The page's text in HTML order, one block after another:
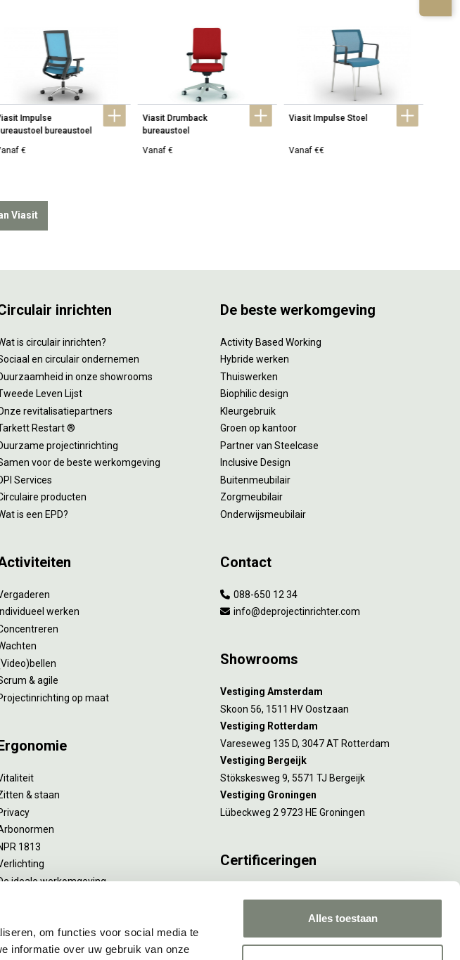
om functies voor social media te
informatie over uw gebruik van onze
Alles toestaan
Impulse
bureaustoel
€
Viasit Drumback
bureaustoel
Vanaf €
Viasit Impulse Stoel
Vanaf €€
Viasit
inrichten
is circulair inrichten?
en circulair ondernemen
in onze showrooms
Leven Lijst
revitalisatiepartners
Restart ®
projectinrichting
voor de beste werkomgeving
Services
producten
is een EPD?
Individueel werken
& agile
op maat
& staan
1813
ideale werkomgeving
De beste werkomgeving
Activity Based Working
Hybride werken
Thuiswerken
Biophilic design
Kleurgebruik
Groen op kantoor
Partner van Steelcase
Inclusive Design
Buitenmeubilair
Zorgmeubilair
Onderwijsmeubilair
Contact
088-650 12 34
info@deprojectinrichter.com
Showrooms
Vestiging Amsterdam
Skoon 56, 1511 HV Oostzaan
Vestiging Rotterdam
Vareseweg 135 D, 3047 AT Rotterdam
Vestiging Bergeijk
Stökskesweg 9, 5571 TJ Bergeijk
Vestiging Groningen
Lübeckweg 2 9723 HE Groningen
Certificeringen
Rotterdam en Culemborg.